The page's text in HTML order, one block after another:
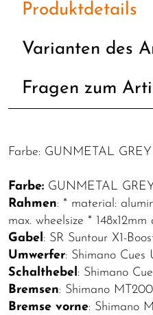
Produktdetails
Varianten des
Fragen zum
Farbe: GUNMETAL GREY
Farbe: GUNMETAL GREY
Rahmen: * material:
max. wheelsize *
Gabel: SR Suntour X1-
Umwerfer: Shimano Cues
Schalthebel: Shimano
Bremsen: Shimano MT200
Bremse vorne: Shimano